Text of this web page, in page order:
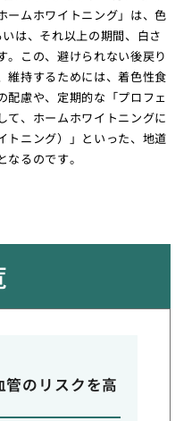
ームホワイトニング」は、色
は、それ以上の期間、白さ
。この、避けられない後戻り
維持するためには、着色性食
配慮や、定期的な「プロフェ
て、ホームホワイトニングに
トニング）」といった、地道
るのです。
のリスクを高